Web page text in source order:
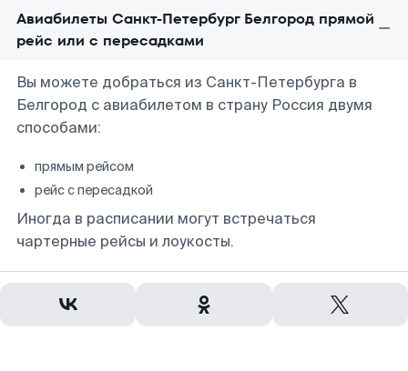
Авиабилеты Санкт-Петербург Белгород прямой
рейс или с пересадками
Вы можете добраться из Санкт-Петербурга в
Белгород с авиабилетом в страну Россия двумя
способами:
прямым рейсом
рейс с пересадкой
Иногда в расписании могут встречаться
чартерные рейсы и лоукосты.